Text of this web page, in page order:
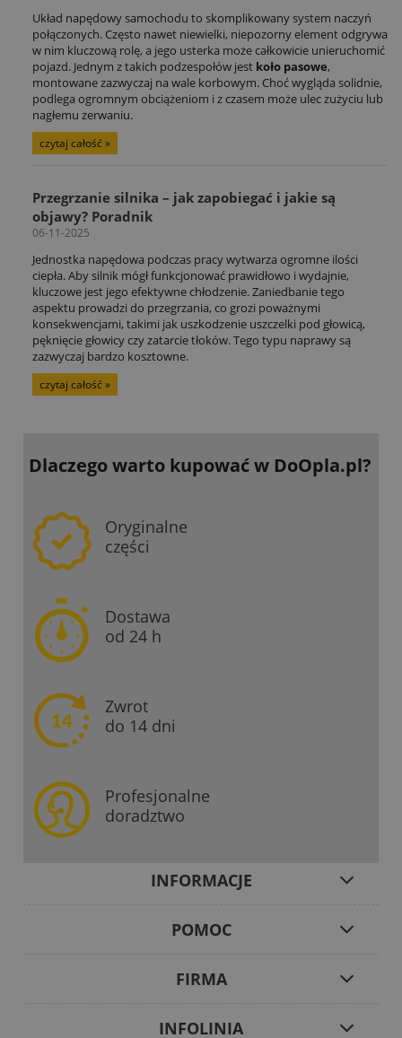
Układ napędowy samochodu to skomplikowany system naczyń
połączonych. Często nawet niewielki, niepozorny element odgrywa
w nim kluczową rolę, a jego usterka może całkowicie unieruchomić
pojazd. Jednym z takich podzespołów jest koło pasowe,
montowane zazwyczaj na wale korbowym. Choć wygląda solidnie,
podlega ogromnym obciążeniom i z czasem może ulec zużyciu lub
nagłemu zerwaniu.
czytaj całość »
Przegrzanie silnika – jak zapobiegać i jakie są
objawy? Poradnik
06-11-2025
Jednostka napędowa podczas pracy wytwarza ogromne ilości
ciepła. Aby silnik mógł funkcjonować prawidłowo i wydajnie,
kluczowe jest jego efektywne chłodzenie. Zaniedbanie tego
aspektu prowadzi do przegrzania, co grozi poważnymi
konsekwencjami, takimi jak uszkodzenie uszczelki pod głowicą,
pęknięcie głowicy czy zatarcie tłoków. Tego typu naprawy są
zazwyczaj bardzo kosztowne.
czytaj całość »
Dlaczego warto kupowaćw DoOpla.pl?
Oryginalne
części
Dostawa
od 24 h
Zwrot
do 14 dni
Profesjonalne
doradztwo
INFORMACJE
POMOC
FIRMA
INFOLINIA